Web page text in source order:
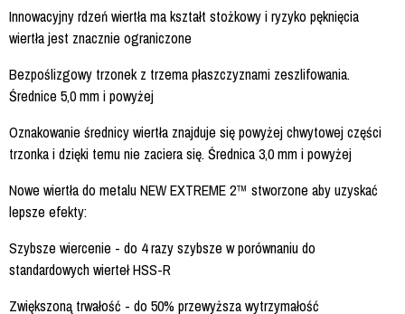
Innowacyjny rdzeń wiertła ma kształt stożkowy i ryzyko pęknięcia
wiertła jest znacznie ograniczone
Bezpoślizgowy trzonek z trzema płaszczyznami zeszlifowania.
Średnice 5,0 mm i powyżej
Oznakowanie średnicy wiertła znajduje się powyżej chwytowej części
trzonka i dzięki temu nie zaciera się. Średnica 3,0 mm i powyżej
Nowe wiertła do metalu NEW EXTREME 2™ stworzone aby uzyskać
lepsze efekty:
Szybsze wiercenie - do 4 razy szybsze w porównaniu do
standardowych wierteł HSS-R
Zwiększoną trwałość - do 50% przewyższa wytrzymałość